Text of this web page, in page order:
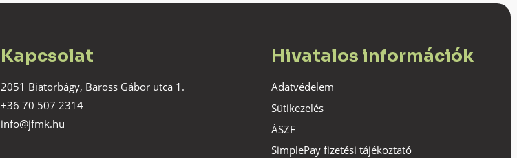
Kapcsolat
2051 Biatorbágy, Baross Gábor utca 1.
+36 70 507 2314
info@jfmk.hu
Hivatalos információk
Adatvédelem
Sütikezelés
ÁSZF
SimplePay fizetési tájékoztató